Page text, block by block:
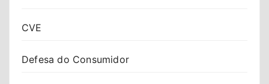
CVE
Defesa do Consumidor